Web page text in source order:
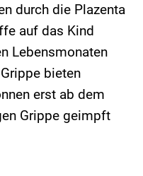
durch die Plazenta
auf das Kind
Lebensmonaten
bieten
erst ab dem
Grippe geimpft